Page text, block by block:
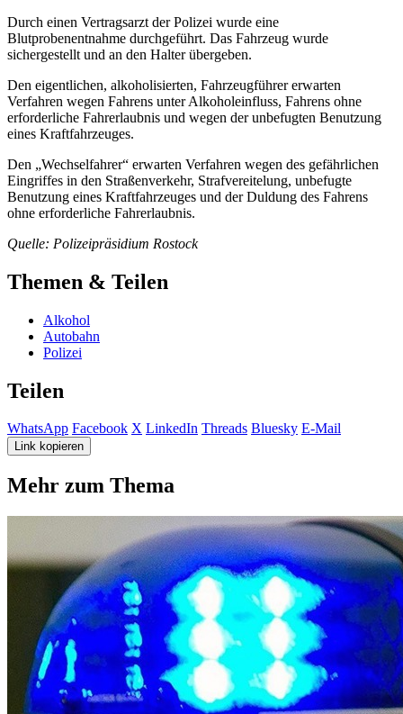
Durch einen Vertragsarzt der Polizei wurde eine
Blutprobenentnahme durchgeführt. Das Fahrzeug wurde
sichergestellt und an den Halter übergeben.
Den eigentlichen, alkoholisierten, Fahrzeugführer erwarten
Verfahren wegen Fahrens unter Alkoholeinfluss, Fahrens ohne
erforderliche Fahrerlaubnis und wegen der unbefugten Benutzung
eines Kraftfahrzeuges.
Den „Wechselfahrer“ erwarten Verfahren wegen des gefährlichen
Eingriffes in den Straßenverkehr, Strafvereitelung, unbefugte
Benutzung eines Kraftfahrzeuges und der Duldung des Fahrens
ohne erforderliche Fahrerlaubnis.
Quelle: Polizeipräsidium Rostock
Themen & Teilen
Alkohol
Autobahn
Polizei
Teilen
WhatsApp Facebook X LinkedIn Threads Bluesky E-Mail
Link kopieren
Mehr zum Thema